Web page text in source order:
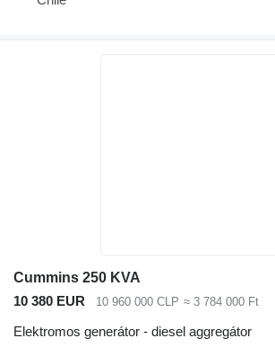
Cummins 250 KVA
10 380 EUR
10 960 000 CLP ≈ 3 784 000 Ft
Elektromos generátor - diesel aggregátor